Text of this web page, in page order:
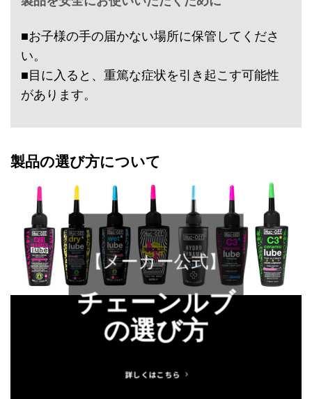
■お子様の手の届かない場所に保管してくださ
い。
■目に入ると、重篤な症状を引き起こす可能性
があります。
製品の選び方について
【メーカー公式】
チェーンルブ
の選び方
詳しくはこちら